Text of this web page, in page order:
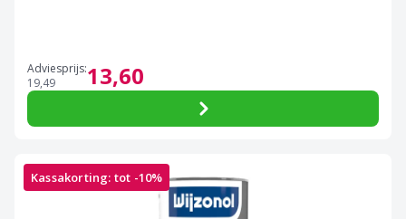
13,60
Adviesprijs:
19,49
Kassakorting: tot -10%